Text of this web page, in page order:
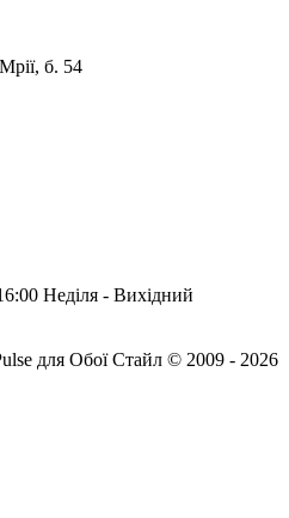
б. 54
Неділя - Вихідний
для Обої Стайл © 2009 - 2026